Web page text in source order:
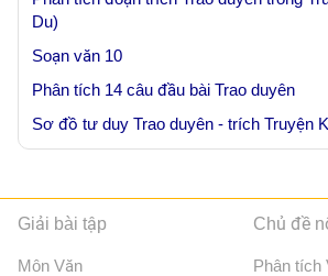
Du)
Soạn văn 10
Phân tích 14 câu đầu bài Trao duyên
Sơ đồ tư duy Trao duyên - trích Truyện
Giải bài tập
Môn Văn
Chủ đề
Phân tích